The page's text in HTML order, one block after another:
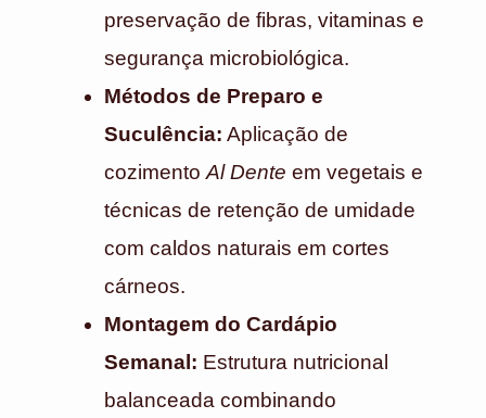
preservação de fibras, vitaminas e
segurança microbiológica.
Métodos de Preparo e
Suculência: Aplicação de
cozimento Al Dente em vegetais e
técnicas de retenção de umidade
com caldos naturais em cortes
cárneos.
Montagem do Cardápio
Semanal: Estrutura nutricional
balanceada combinando